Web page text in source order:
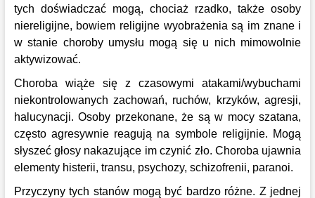
tych doświadczać mogą, chociaż rzadko, także osoby
niereligijne, bowiem religijne wyobrażenia są im znane i
w stanie choroby umysłu mogą się u nich mimowolnie
aktywizować.
Choroba wiąże się z czasowymi atakami/wybuchami
niekontrolowanych zachowań, ruchów, krzyków, agresji,
halucynacji. Osoby przekonane, że są w mocy szatana,
często agresywnie reagują na symbole religijnie. Mogą
słyszeć głosy nakazujące im czynić zło. Choroba ujawnia
elementy histerii, transu, psychozy, schizofrenii, paranoi.
Przyczyny tych stanów mogą być bardzo różne. Z jednej